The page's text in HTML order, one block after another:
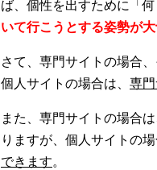
ば、個性を出すために「
いて行こうとする姿勢が大
さて、専門サイトの場合
個人サイトの場合は、 専
また、専門サイトの場合
りますが、個人サイトの
できます。